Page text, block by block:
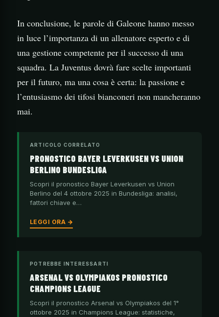
In conclusione, le parole di Galeone hanno messo
in luce l’importanza di un allenatore esperto e di
una gestione competente per il successo di una
squadra. La Juventus dovrà fare scelte importanti
per il futuro, ma una cosa è certa: la passione e
l’entusiasmo dei tifosi bianconeri non mancheranno
mai.
ARTICOLO CORRELATO
PRONOSTICO BAYER LEVERKUSEN VS UNION
BERLINO BUNDESLIGA
Scopri il pronostico Bayer Leverkusen vs Union
Berlino del 4 ottobre 2025 in Bundesliga: analisi,
fattori chiave e…
LEGGI ORA →
POTREBBE INTERESSARTI
ARSENAL VS OLYMPIAKOS PRONOSTICO
CHAMPIONS LEAGUE
Scopri il pronostico Arsenal vs Olympiakos del 1°
ottobre 2025 in Champions League: statistiche,